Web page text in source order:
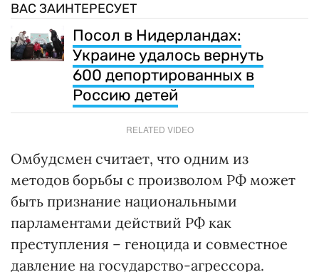
ВАС ЗАИНТЕРЕСУЕТ
Посол в Нидерландах:
Украине удалось вернуть
600 депортированных в
Россию детей
RELATED VIDEO
Омбудсмен считает, что одним из
методов борьбы с произволом РФ может
быть признание национальными
парламентами действий РФ как
преступления – геноцида и совместное
давление на государство-агрессора.